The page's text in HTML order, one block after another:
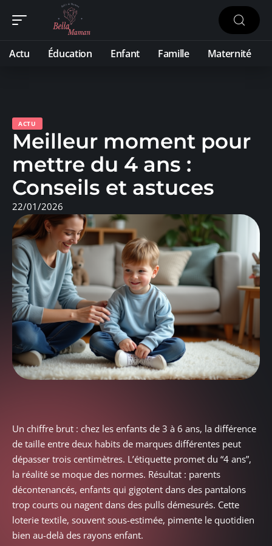
Actu Éducation Enfant Famille Maternité
ACTU
Meilleur moment pour
mettre du 4 ans :
Conseils et astuces
22/01/2026
Un chiffre brut : chez les enfants de 3 à 6 ans, la différence
de taille entre deux habits de marques différentes peut
dépasser trois centimètres. L’étiquette promet du “4 ans”,
la réalité se moque des normes. Résultat : parents
décontenancés, enfants qui gigotent dans des pantalons
trop courts ou nagent dans des pulls démesurés. Cette
loterie textile, souvent sous-estimée, pimente le quotidien
bien au-delà des rayons enfant.